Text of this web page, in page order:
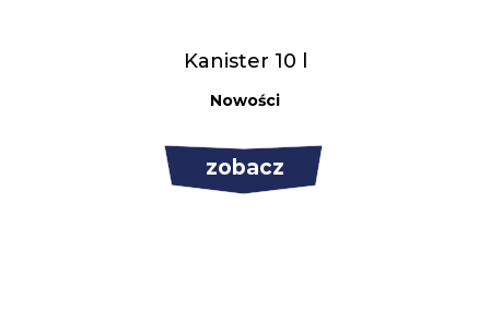
Kanister 10 l
Nowości
zobacz